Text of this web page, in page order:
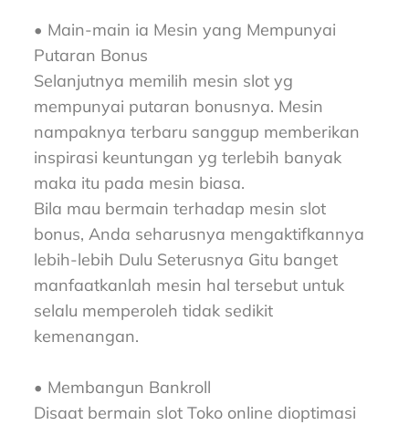
• Main-main ia Mesin yang Mempunyai
Putaran Bonus
Selanjutnya memilih mesin slot yg
mempunyai putaran bonusnya. Mesin
nampaknya terbaru sanggup memberikan
inspirasi keuntungan yg terlebih banyak
maka itu pada mesin biasa.
Bila mau bermain terhadap mesin slot
bonus, Anda seharusnya mengaktifkannya
lebih-lebih Dulu Seterusnya Gitu banget
manfaatkanlah mesin hal tersebut untuk
selalu memperoleh tidak sedikit
kemenangan.
• Membangun Bankroll
Disaat bermain slot Toko online dioptimasi